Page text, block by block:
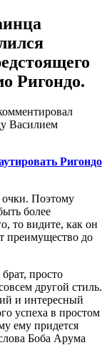
Ригондо.
Василием
Ригондо
очки. Поэтому
более
то видите, как он
преимущество до
просто
другой стиль.
и интересный
успеха в простом
ему придется
Боба Арума